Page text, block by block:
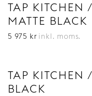
TAP KITCHEN
MATTE BLACK
5 975 kr inkl. moms.
TAP KITCHEN
BLACK